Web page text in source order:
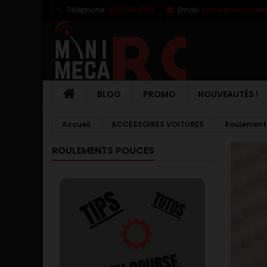
Téléphone: 0767964351 Email: herve@mini-
BLOG PROMO NOUVEAUTÉS !
Accueil ACCESSOIRES VOITURES
ROULEMENTS POUCES